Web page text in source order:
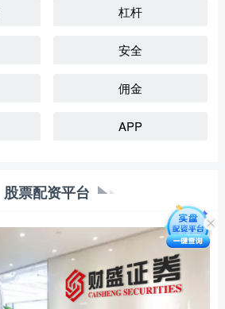
杠杆
安全
佣金
APP
股票配资平台